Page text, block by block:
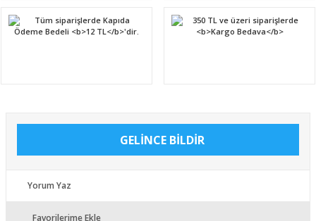
GELİNCE BİLDİR
Yorum Yaz
Favorilerime Ekle